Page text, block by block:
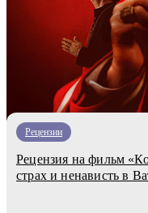
Рецензии
Рецензия на фильм
страх и ненависть в